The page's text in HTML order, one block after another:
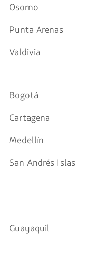
Osorno
Punta Arenas
Valdivia
Bogotá
Cartagena
Medellín
San Andrés Islas
Guayaquil